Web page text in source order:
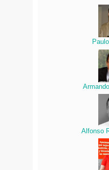
Alfonso